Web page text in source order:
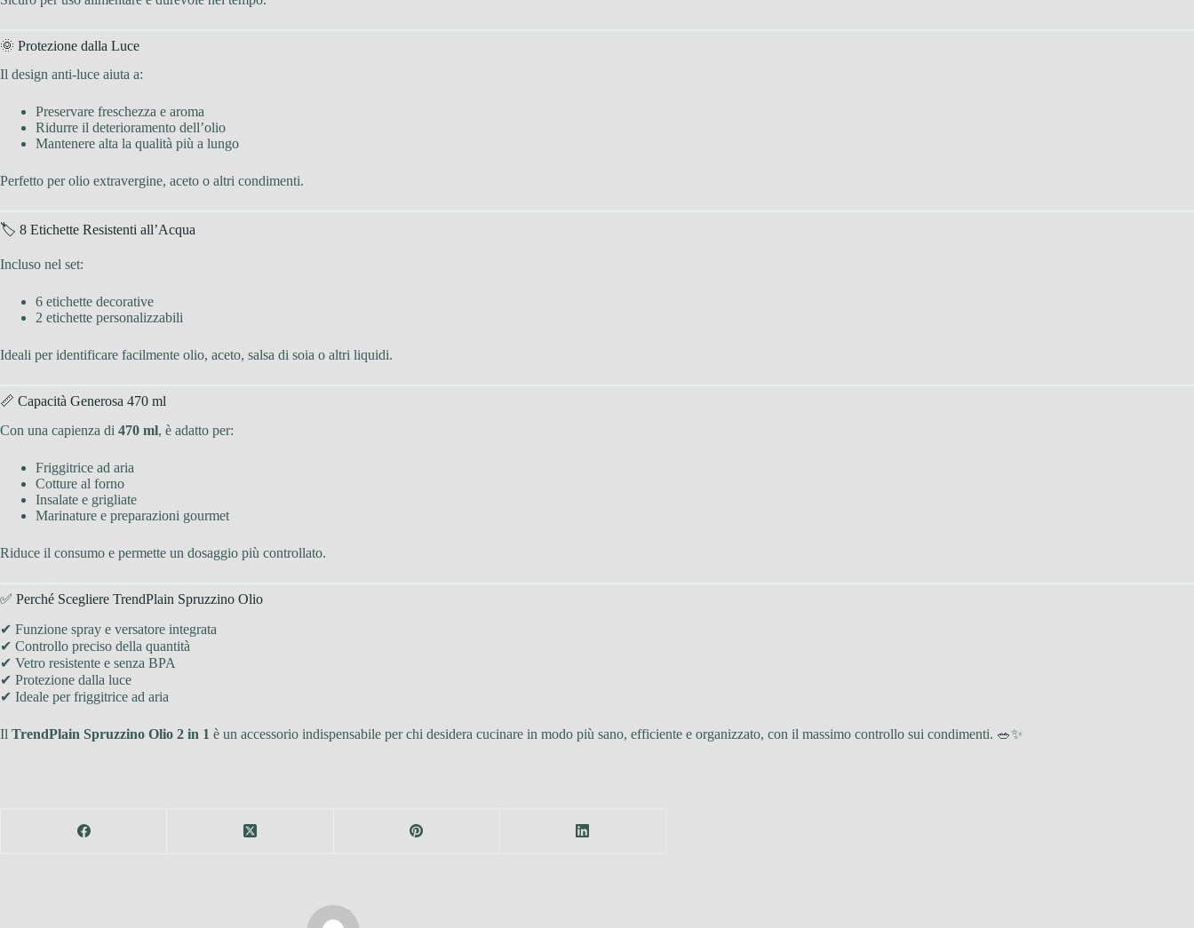
🌞 Protezione dalla Luce
Il design anti-luce aiuta a:
Preservare freschezza e aroma
Ridurre il deterioramento dell’olio
Mantenere alta la qualità più a lungo
Perfetto per olio extravergine, aceto o altri condimenti.
🏷 8 Etichette Resistenti all’Acqua
Incluso nel set:
6 etichette decorative
2 etichette personalizzabili
Ideali per identificare facilmente olio, aceto, salsa di soia o altri liquidi.
📏 Capacità Generosa 470 ml
Con una capienza di 470 ml, è adatto per:
Friggitrice ad aria
Cotture al forno
Insalate e grigliate
Marinature e preparazioni gourmet
Riduce il consumo e permette un dosaggio più controllato.
✅ Perché Scegliere TrendPlain Spruzzino Olio
✔ Funzione spray e versatore integrata
✔ Controllo preciso della quantità
✔ Vetro resistente e senza BPA
✔ Protezione dalla luce
✔ Ideale per friggitrice ad aria
Il TrendPlain Spruzzino Olio 2 in 1 è un accessorio indispensabile per chi desidera cucinare in modo più sano, efficiente e organizzato, con il massimo controllo sui condimenti. 🥗✨